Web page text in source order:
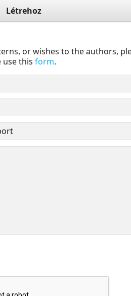
Létrehoz
or wishes to the authors,
this form.